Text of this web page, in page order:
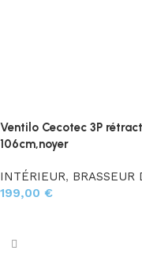
Ventilo Cecotec 3P
106cm,noyer
INTÉRIEUR, BRASSEUR
199,00 €